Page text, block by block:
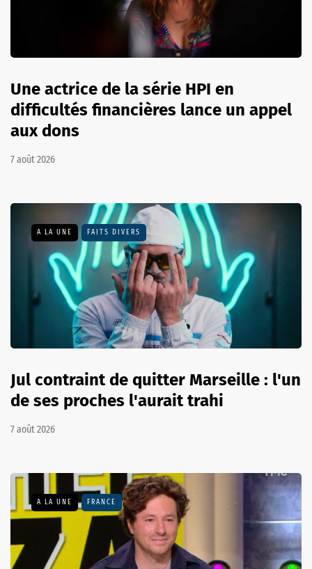
Une actrice de la série HPI en
difficultés financières lance un appel
aux dons
7 août 2026
A LA UNE FAITS DIVERS
Jul contraint de quitter Marseille : l'un
de ses proches l'aurait trahi
7 août 2026
A LA UNE FRANCE